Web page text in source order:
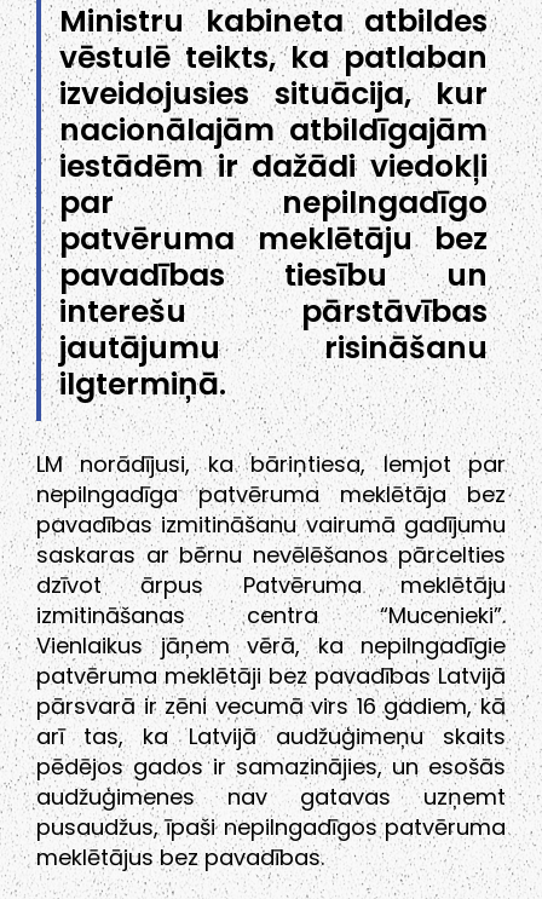
Ministru kabineta atbildes
vēstulē teikts, ka patlaban
izveidojusies situācija, kur
nacionālajām atbildīgajām
iestādēm ir dažādi viedokļi
par nepilngadīgo
patvēruma meklētāju bez
pavadības tiesību un
interešu pārstāvības
jautājumu risināšanu
ilgtermiņā.
LM norādījusi, ka bāriņtiesa, lemjot par
nepilngadīga patvēruma meklētāja bez
pavadības izmitināšanu vairumā gadījumu
saskaras ar bērnu nevēlēšanos pārcelties
dzīvot ārpus Patvēruma meklētāju
izmitināšanas centra “Mucenieki”.
Vienlaikus jāņem vērā, ka nepilngadīgie
patvēruma meklētāji bez pavadības Latvijā
pārsvarā ir zēni vecumā virs 16 gadiem, kā
arī tas, ka Latvijā audžuģimeņu skaits
pēdējos gados ir samazinājies, un esošās
audžuģimenes nav gatavas uzņemt
pusaudžus, īpaši nepilngadīgos patvēruma
meklētājus bez pavadības.